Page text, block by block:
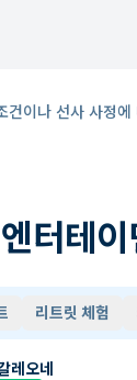
이나 선사 사정
터테
리트릿 체험
레오네